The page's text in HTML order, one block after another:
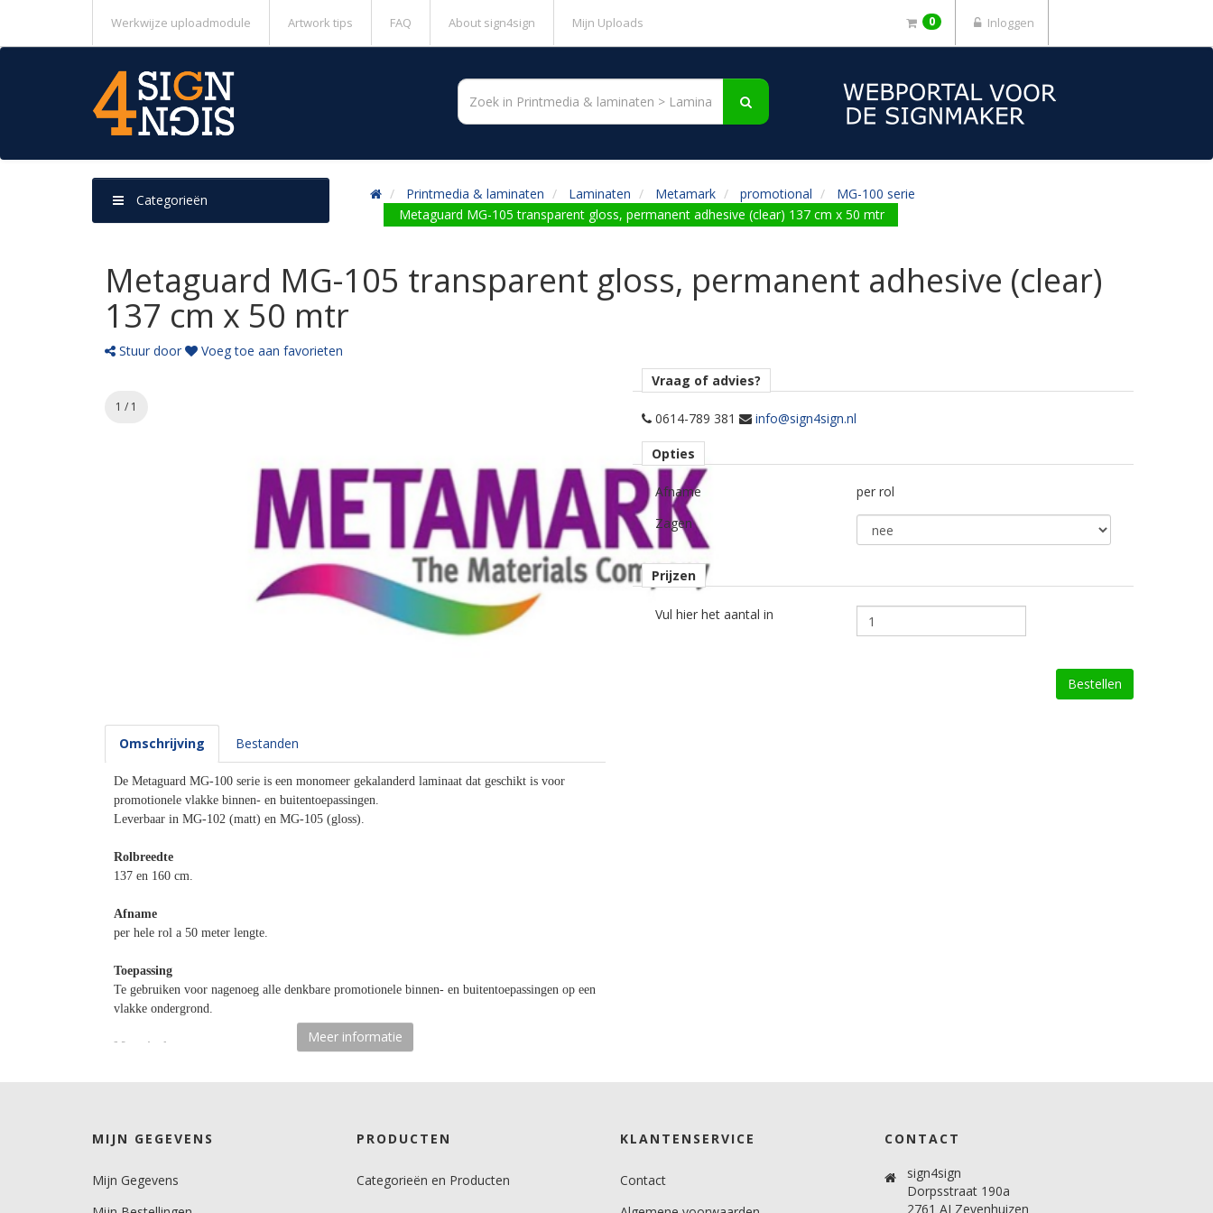
Werkwijze uploadmodule Artwork tips FAQ About sign4sign Mijn Uploads 0 Inloggen
Printmedia & laminaten Laminaten Metamark promotional
MG-100 serie
Metaguard MG-105 transparent gloss, permanent adhesive (clear) 137 cm x 50 mtr
Categorieën
Metaguard MG-105 transparent gloss, permanent adhesive (clear)
137 cm x 50 mtr
Stuur door Voeg toe aan favorieten
1 / 1
Omschrijving Bestanden
De Metaguard MG-100 serie is een monomeer gekalanderd laminaat dat geschikt is voor
promotionele vlakke binnen- en buitentoepassingen.
Leverbaar in MG-102 (matt) en MG-105 (gloss).
Rolbreedte
137 en 160 cm.
Afname
per hele rol a 50 meter lengte.
Toepassing
Te gebruiken voor nagenoeg alle denkbare promotionele binnen- en buitentoepassingen op een
vlakke ondergrond.
Materiaaltype
vlak.
Meer informatie
Vraag of advies?
0614-789 381 info@sign4sign.nl
Opties
Afname
per rol
Zagen
Prijzen
Vul hier het aantal in
MIJN GEGEVENS
Mijn Gegevens
PRODUCTEN
Categorieën en Producten
KLANTENSERVICE
Contact
CONTACT
sign4sign
Dorpsstraat 190a
2761 AJ Zevenhuizen